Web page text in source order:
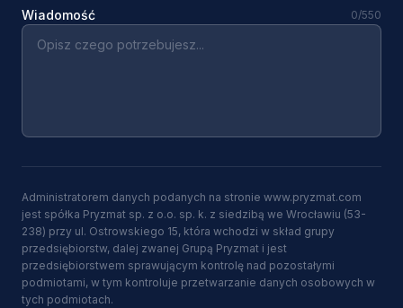
Wiadomość 0/550
Administratorem danych podanych na stronie www.pryzmat.com
jest spółka Pryzmat sp. z o.o. sp. k. z siedzibą we Wrocławiu (53-
238) przy ul. Ostrowskiego 15, która wchodzi w skład grupy
przedsiębiorstw, dalej zwanej Grupą Pryzmat i jest
przedsiębiorstwem sprawującym kontrolę nad pozostałymi
podmiotami, w tym kontroluje przetwarzanie danych osobowych w
tych podmiotach.